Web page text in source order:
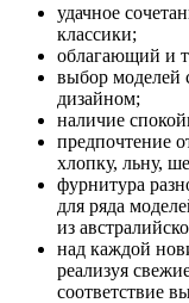
удачное
классики;
облагающий и
выбор моделей
дизайном;
наличие
предпочтение
хлопку, льну,
фурнитура
для ряда
из
над каждой
реализуя
соответствие